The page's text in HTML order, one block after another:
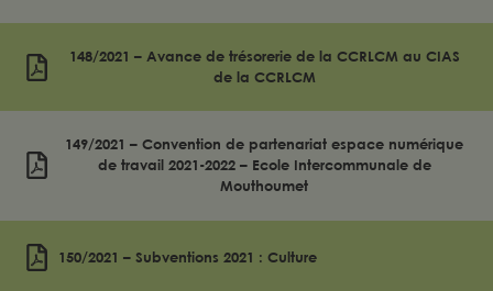
148/2021 – Avance de trésorerie de la CCRLCM au CIAS
de la CCRLCM
149/2021 – Convention de partenariat espace numérique
de travail 2021-2022 – Ecole Intercommunale de
Mouthoumet
150/2021 – Subventions 2021 : Culture